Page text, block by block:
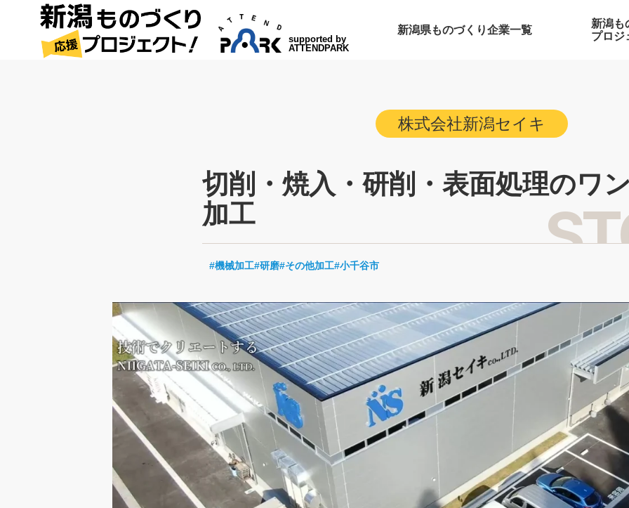
supported by
ATTENDPARK
新潟県ものづくり企業一覧
新潟も
プロジ
株式会社新潟セイキ
切削・焼入・研削・表面処理のワ
加工
機械加工 研磨 その他加工 小千谷市